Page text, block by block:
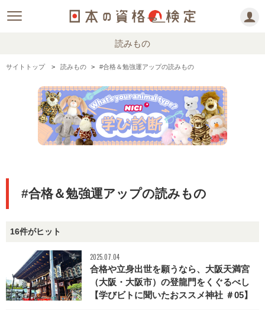
読みもの
サイトトップ 読みもの #合格＆勉強運アップの読みもの
#合格＆勉強運アップの読みもの
16件がヒット
2025.07.04
合格や立身出世を願うなら、大阪天満宮
（大阪・大阪市）の登龍門をくぐるべし
【学びビトに聞いたおススメ神社 ＃05】